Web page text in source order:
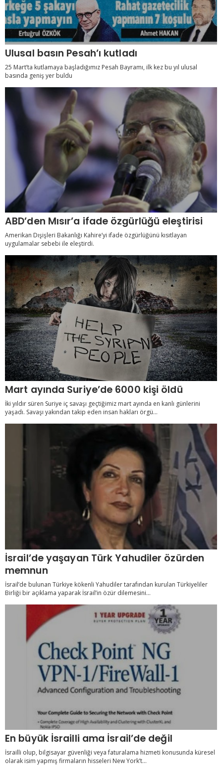
Ulusal basın Pesah’ı kutladı
25 Mart’ta kutlamaya başladığımız Pesah Bayramı, ilk kez bu yıl ulusal
basında geniş yer buldu
ABD’den Mısır’a ifade özgürlüğü eleştirisi
Amerikan Dışişleri Bakanlığı Kahire’yi ifade özgürlüğünü kısıtlayan
uygulamalar sebebi ile eleştirdi.
Mart ayında Suriye’de 6000 kişi öldü
İki yıldır süren Suriye iç savaşı geçtiğimiz mart ayında en kanlı günlerini
yaşadı. Savaşı yakından takip eden insan hakları örgü...
İsrail’de yaşayan Türk Yahudiler özürden
memnun
İsrail’de bulunan Türkiye kökenli Yahudiler tarafından kurulan Türkiyeliler
Birliği bir açıklama yaparak İsrail’in özür dilemesini...
En büyük İsrailli ama İsrail’de değil
İsrailli olup, bilgisayar güvenliği veya faturalama hizmeti konusunda küresel
olarak isim yapmış firmaların hisseleri New York’t...